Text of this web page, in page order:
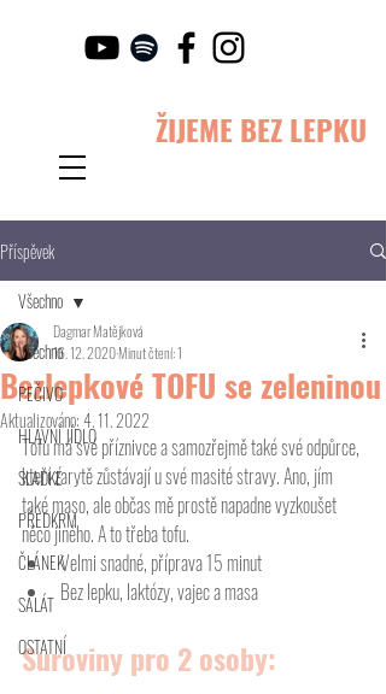
ŽIJEME BEZ LEPKU
Příspěvek
Všechno
PEČIVO
HLAVNÍ JÍDLO
SLADKÉ
PŘEDKRM
ČLÁNEK
SALÁT
OSTATNÍ
Všechno
Bezlepkové TOFU se zeleninou
Dagmar Matějková
16. 12. 2020Minut čtení: 1
Aktualizováno:4. 11. 2022
Tofu má své příznivce a samozřejmě také své odpůrce,
kteří zarytě zůstávají u své masité stravy. Ano, jím
také maso, ale občas mě prostě napadne vyzkoušet
něco jiného. A to třeba tofu.
Velmi snadné, příprava 15 minut
Bez lepku, laktózy, vajec a masa
Suroviny pro 2 osoby: